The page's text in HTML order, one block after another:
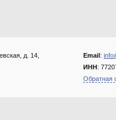
д. 14,
Email:
ИНН:
Обратная